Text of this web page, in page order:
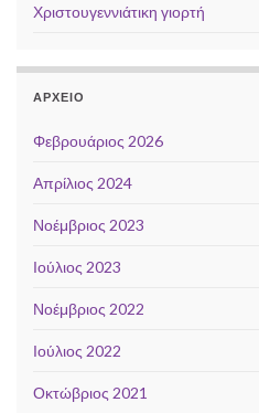
Χριστουγεννιάτικη γιορτή
ΑΡΧΕΊΟ
Φεβρουάριος 2026
Απρίλιος 2024
Νοέμβριος 2023
Ιούλιος 2023
Νοέμβριος 2022
Ιούλιος 2022
Οκτώβριος 2021